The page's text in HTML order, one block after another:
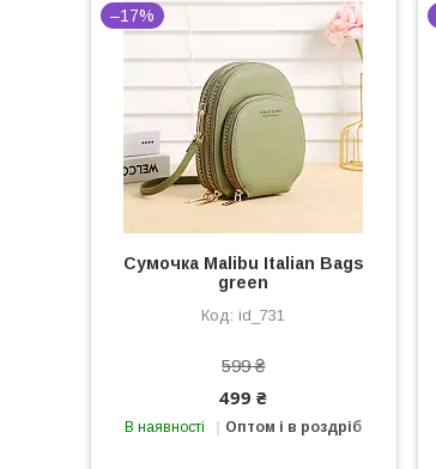
–17%
Сумочка Malibu Italian Bags
green
id_731
599 ₴
499 ₴
В наявності Оптом і в роздріб